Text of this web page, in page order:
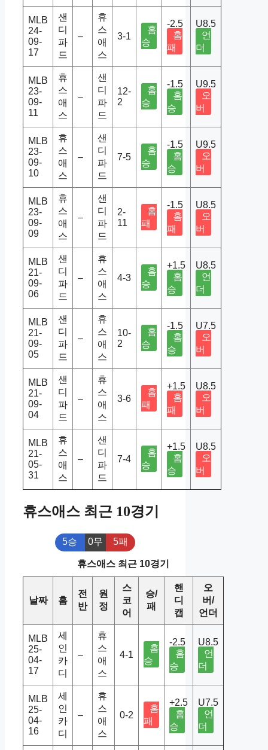
MLB
24-
09-
17
샌
디
파
드
–
휴
스
애
스
3-1
홈
승
-2.5
홈
패
U8.5
언
더
MLB
23-
09-
11
휴
스
애
스
–
샌
디
파
드
12-
2
홈
승
-1.5
홈
승
U9.5
오
버
MLB
23-
09-
10
휴
스
애
스
–
샌
디
파
드
7-5
홈
승
-1.5
홈
승
U9.5
오
버
MLB
23-
09-
09
휴
스
애
스
–
샌
디
파
드
2-
11
홈
패
-1.5
홈
패
U8.5
오
버
MLB
21-
09-
06
샌
디
파
드
–
휴
스
애
스
4-3
홈
승
+1.5
홈
승
U8.5
언
더
MLB
21-
09-
05
샌
디
파
드
–
휴
스
애
스
10-
2
홈
승
-1.5
홈
승
U7.5
오
버
MLB
21-
09-
04
샌
디
파
드
–
휴
스
애
스
3-6
홈
패
+1.5
홈
패
U8.5
오
버
MLB
21-
05-
31
휴
스
애
스
–
샌
디
파
드
7-4
홈
승
+1.5
홈
승
U8.5
오
버
휴스애스 최근 10경기
5승 0무 5패
휴스애스 최근 10경기
날짜 홈
전
반
원
정
스
코
어
승/
패
핸
디
캡
오
버/
언더
MLB
25-
04-
17
세
인
카
디
–
휴
스
애
스
4-1
홈
승
-2.5
홈
승
U8.5
언
더
MLB
25-
04-
16
세
인
카
디
–
휴
스
애
스
0-2
홈
패
+2.5
홈
승
U7.5
언
더